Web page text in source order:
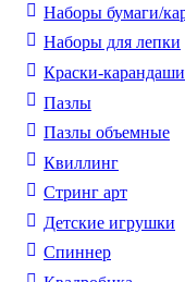
Наборы бумаги/
Наборы для лепки
Краски-карандаши
Пазлы
Пазлы объемные
Квиллинг
Стринг арт
Детские игрушки
Спиннер